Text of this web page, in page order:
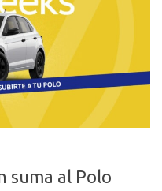
suma al Polo